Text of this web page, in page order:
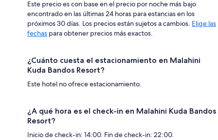
Este precio es con base en el precio por noche más bajo
encontrado en las últimas 24 horas para estancias en los
próximos 30 días. Los precios están sujetos a cambios. Elige las
fechas para obtener precios más exactos.
¿Cuánto cuesta el estacionamiento en Malahini
Kuda Bandos Resort?
Este hotel no ofrece estacionamiento.
¿A qué hora es el check-in en Malahini Kuda Bandos
Resort?
Inicio de check-in: 14:00. Fin de check-in: 22:00.